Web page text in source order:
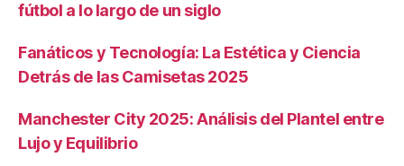
fútbol a lo largo de un siglo
Fanáticos y Tecnología: La Estética y Ciencia
Detrás de las Camisetas 2025
Manchester City 2025: Análisis del Plantel entre
Lujo y Equilibrio